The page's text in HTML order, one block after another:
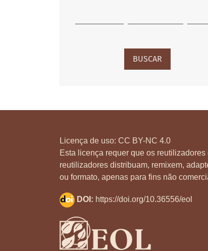
BUSCAR
Licença de uso: CC BY-NC 4.0
Esta licença requer que os
reutilizadores distribuam, remixem,
ou formato, apenas para fins não
DOI: https://doi.org/10.36556/eol